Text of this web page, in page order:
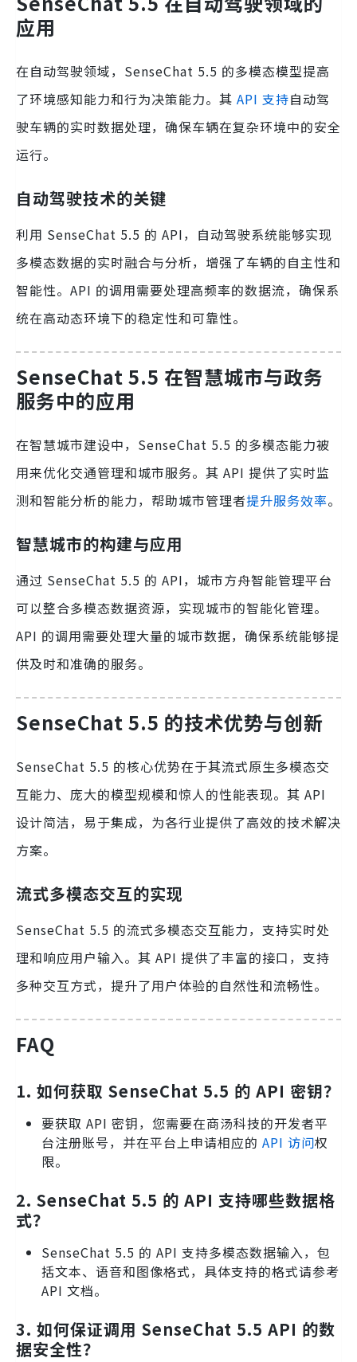
应用
在自动驾驶领域，SenseChat 5.5 的多模态模型提高
了环境感知能力和行为决策能力。其 API 支持自动驾
驶车辆的实时数据处理，确保车辆在复杂环境中的安全
运行。
自动驾驶技术的关键
利用 SenseChat 5.5 的 API，自动驾驶系统能够实现
多模态数据的实时融合与分析，增强了车辆的自主性和
智能性。API 的调用需要处理高频率的数据流，确保系
统在高动态环境下的稳定性和可靠性。
SenseChat 5.5 在智慧城市与政务
服务中的应用
在智慧城市建设中，SenseChat 5.5 的多模态能力被
用来优化交通管理和城市服务。其 API 提供了实时监
测和智能分析的能力，帮助城市管理者提升服务效率。
智慧城市的构建与应用
通过 SenseChat 5.5 的 API，城市方舟智能管理平台
可以整合多模态数据资源，实现城市的智能化管理。
API 的调用需要处理大量的城市数据，确保系统能够提
供及时和准确的服务。
SenseChat 5.5 的技术优势与创新
SenseChat 5.5 的核心优势在于其流式原生多模态交
互能力、庞大的模型规模和惊人的性能表现。其 API
设计简洁，易于集成，为各行业提供了高效的技术解决
方案。
流式多模态交互的实现
SenseChat 5.5 的流式多模态交互能力，支持实时处
理和响应用户输入。其 API 提供了丰富的接口，支持
多种交互方式，提升了用户体验的自然性和流畅性。
FAQ
1. 如何获取 SenseChat 5.5 的 API 密钥？
要获取 API 密钥，您需要在商汤科技的开发者平
台注册账号，并在平台上申请相应的 API 访问权
限。
2. SenseChat 5.5 的 API 支持哪些数据格
式？
SenseChat 5.5 的 API 支持多模态数据输入，包
括文本、语音和图像格式，具体支持的格式请参考
API 文档。
3. 如何保证调用 SenseChat 5.5 API 的数
据安全性？